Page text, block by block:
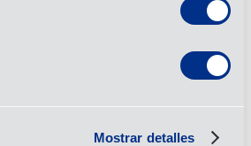
Mostrar detalles